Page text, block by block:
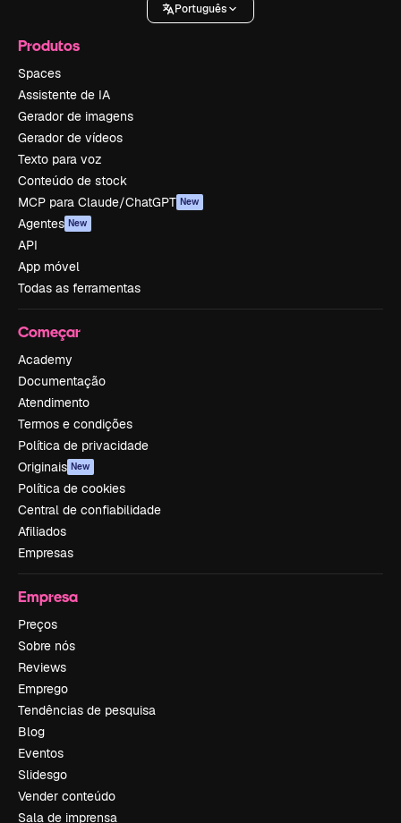
Português
Produtos
Spaces
Assistente de IA
Gerador de imagens
Gerador de vídeos
Texto para voz
Conteúdo de stock
MCP para Claude/ChatGPT New
Agentes New
API
App móvel
Todas as ferramentas
Começar
Academy
Documentação
Atendimento
Termos e condições
Política de privacidade
Originais New
Política de cookies
Central de confiabilidade
Afiliados
Empresas
Empresa
Preços
Sobre nós
Reviews
Emprego
Tendências de pesquisa
Blog
Eventos
Slidesgo
Vender conteúdo
Sala de imprensa